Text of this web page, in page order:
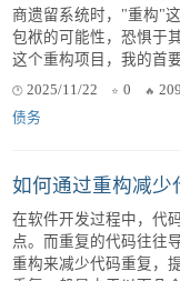
无尽的细节泥潭。以下
2025/11/22 0
架构
当面对一个拥有十年历
商遗留系统时，"重构"
包袱的可能性，恐惧于
这个重构项目，我的首